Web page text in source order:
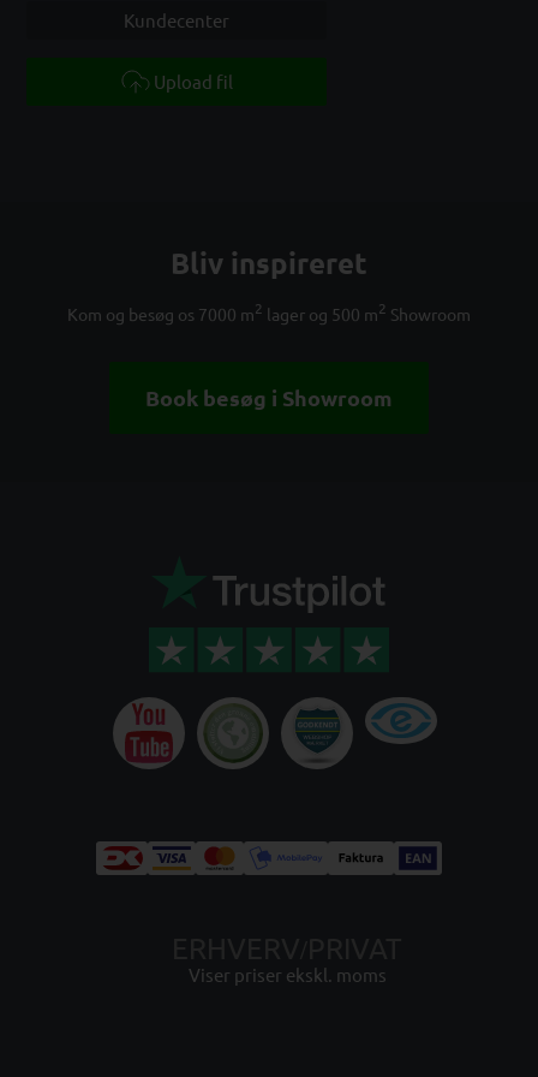
Kundecenter
Upload fil
Bliv inspireret
Kom og besøg os 7000 m2 lager og 500 m2 Showroom
Book besøg i Showroom
Viser priser ekskl. moms